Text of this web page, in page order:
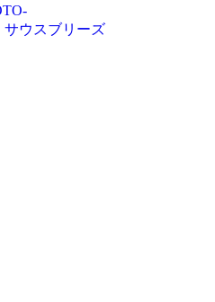
サウスブリーズ